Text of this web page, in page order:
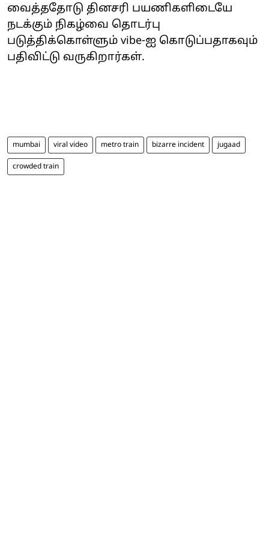
வைத்ததோடு தினசரி பயணிகளிடையே
நடக்கும் நிகழ்வை தொடர்பு
படுத்திக்கொள்ளும் vibe-ஐ கொடுப்பதாகவும்
பதிவிட்டு வருகிறார்கள்.
mumbai viral video metro train bizarre incident jugaad
crowded train